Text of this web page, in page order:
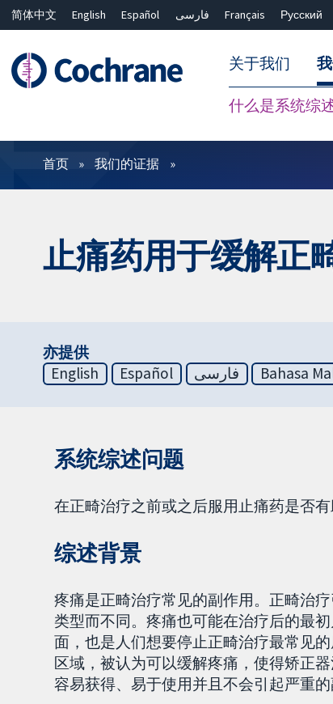
简体中文 English Español فارسی Français Русский
关于我们
什么是系统综
过滤
首页 我们的证据
止痛药用于缓解正
亦提供
English
Español فارسی Bahasa
系统综述问题
在正畸治疗之前或之后服用止痛药是否
综述背景
疼痛是正畸治疗常见的副作用。正畸治
类型而不同。疼痛也可能在治疗后的最
面，也是人们想要停止正畸治疗最常见
区域，被认为可以缓解疼痛，使得矫正
容易获得、易于使用并且不会引起严重的